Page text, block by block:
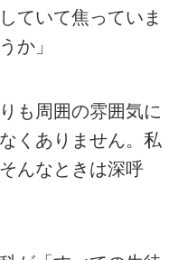
ていて焦っていま
か」
も周囲の雰囲気に
くありません。私
んなときは深呼